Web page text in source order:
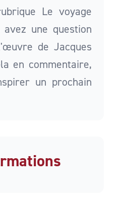
Le voyage
une question
de Jacques
en commentaire,
un prochain